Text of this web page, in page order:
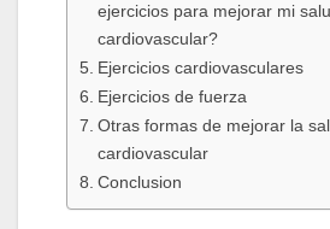
ejercicios para mejorar mi
cardiovascular?
Ejercicios cardiovasculares
Ejercicios de fuerza
Otras formas de mejorar la
cardiovascular
Conclusion